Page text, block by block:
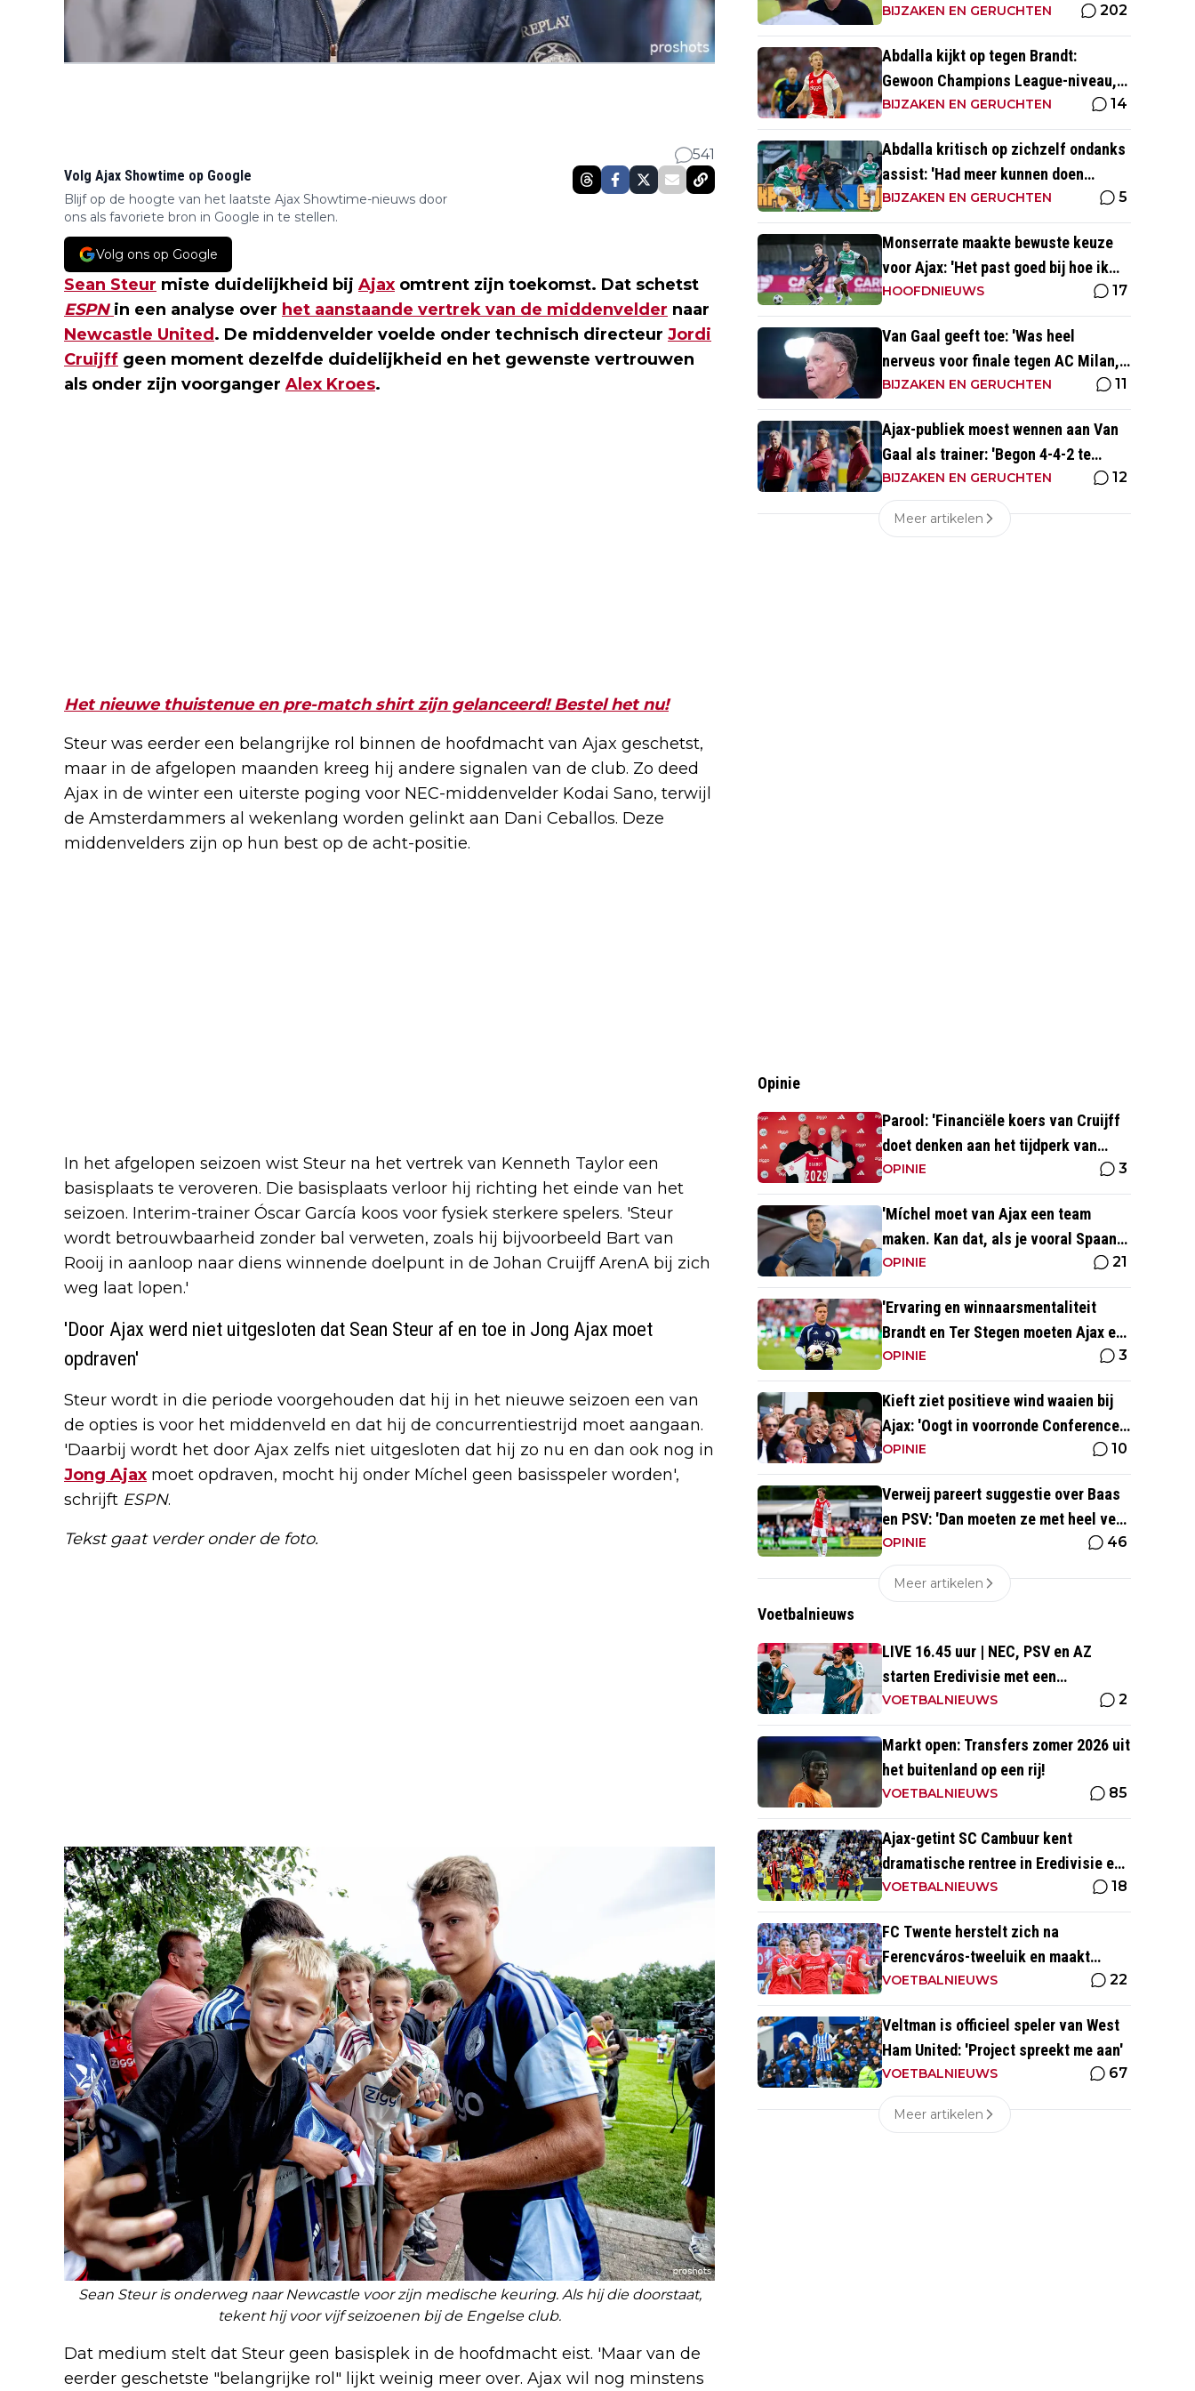
541
Volg Ajax Showtime op Google
Blijf op de hoogte van het laatste Ajax Showtime-nieuws door
ons als favoriete bron in Google in te stellen.
Volg ons op Google
Sean Steur miste duidelijkheid bij Ajax omtrent zijn toekomst. Dat schetst
ESPN in een analyse over het aanstaande vertrek van de middenvelder naar
Newcastle United . De middenvelder voelde onder technisch directeur Jordi
Cruijff geen moment dezelfde duidelijkheid en het gewenste vertrouwen
als onder zijn voorganger Alex Kroes.
Het nieuwe thuistenue en pre-match shirt zijn gelanceerd! Bestel het nu!
Steur was eerder een belangrijke rol binnen de hoofdmacht van Ajax geschetst,
maar in de afgelopen maanden kreeg hij andere signalen van de club. Zo deed
Ajax in de winter een uiterste poging voor NEC-middenvelder Kodai Sano, terwijl
de Amsterdammers al wekenlang worden gelinkt aan Dani Ceballos. Deze
middenvelders zijn op hun best op de acht-positie.
In het afgelopen seizoen wist Steur na het vertrek van Kenneth Taylor een
basisplaats te veroveren. Die basisplaats verloor hij richting het einde van het
seizoen. Interim-trainer Óscar García koos voor fysiek sterkere spelers. 'Steur
wordt betrouwbaarheid zonder bal verweten, zoals hij bijvoorbeeld Bart van
Rooij in aanloop naar diens winnende doelpunt in de Johan Cruijff ArenA bij zich
weg laat lopen.'
'Door Ajax werd niet uitgesloten dat Sean Steur af en toe in Jong Ajax moet
opdraven'
Steur wordt in die periode voorgehouden dat hij in het nieuwe seizoen een van
de opties is voor het middenveld en dat hij de concurrentiestrijd moet aangaan.
'Daarbij wordt het door Ajax zelfs niet uitgesloten dat hij zo nu en dan ook nog in
Jong Ajax moet opdraven, mocht hij onder Míchel geen basisspeler worden',
schrijft ESPN.
Tekst gaat verder onder de foto.
Sean Steur is onderweg naar Newcastle voor zijn medische keuring. Als hij die doorstaat,
tekent hij voor vijf seizoenen bij de Engelse club.
Dat medium stelt dat Steur geen basisplek in de hoofdmacht eist. 'Maar van de
eerder geschetste "belangrijke rol" lijkt weinig meer over. Ajax wil nog minstens
Ajax Vrouwen'
BIJZAKEN EN GERUCHTEN 202
Abdalla kijkt op tegen Brandt:
Gewoon Champions League-niveau,
dat ga je in wedstrijden ook zien'
BIJZAKEN EN GERUCHTEN 14
Abdalla kritisch op zichzelf ondanks
assist: 'Had meer kunnen doen
dichtbij de goal'
BIJZAKEN EN GERUCHTEN 5
Monserrate maakte bewuste keuze
voor Ajax: 'Het past goed bij hoe ik
naar voetbal kijk’
HOOFDNIEUWS 17
Van Gaal geeft toe: 'Was heel
nerveus voor finale tegen AC Milan,
wist dat ze zich zouden aanpassen'
BIJZAKEN EN GERUCHTEN 11
Ajax-publiek moest wennen aan Van
Gaal als trainer: 'Begon 4-4-2 te
spelen, vloeken in de kerk'
BIJZAKEN EN GERUCHTEN 12
Meer artikelen
Opinie
Parool: 'Financiële koers van Cruijff
doet denken aan het tijdperk van
Overmars'
OPINIE 3
'Míchel moet van Ajax een team
maken. Kan dat, als je vooral Spaans
spreekt?'
OPINIE 21
'Ervaring en winnaarsmentaliteit
Brandt en Ter Stegen moeten Ajax er
weer bovenop helpen'
OPINIE 3
Kieft ziet positieve wind waaien bij
Ajax: 'Oogt in voorronde Conference
League fris en energiek'
OPINIE 10
Verweij pareert suggestie over Baas
en PSV: 'Dan moeten ze met heel veel
geld over de brug komen'
OPINIE 46
Meer artikelen
Voetbalnieuws
LIVE 16.45 uur | NEC, PSV en AZ
starten Eredivisie met een
thuiswedstrijd
VOETBALNIEUWS 2
Markt open: Transfers zomer 2026 uit
het buitenland op een rij!
VOETBALNIEUWS 85
Ajax-getint SC Cambuur kent
dramatische rentree in Eredivisie en
krijgt pak slaag in eigen huis
VOETBALNIEUWS 18
FC Twente herstelt zich na
Ferencváros-tweeluik en maakt
gehakt van Slowaakse opponent
VOETBALNIEUWS 22
Veltman is officieel speler van West
Ham United: 'Project spreekt me aan'
VOETBALNIEUWS 67
Meer artikelen